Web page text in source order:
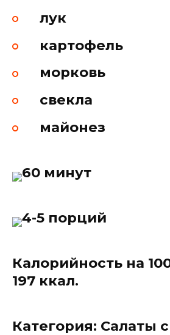
лук
картофель
морковь
свекла
майонез
60 минут
4-5 порций
Калорийность на
197 ккал.
Категория: Салаты